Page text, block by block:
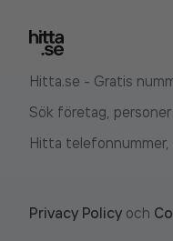
Hitta.se - Gratis
Sök företag,
Hitta
Privacy Policy och